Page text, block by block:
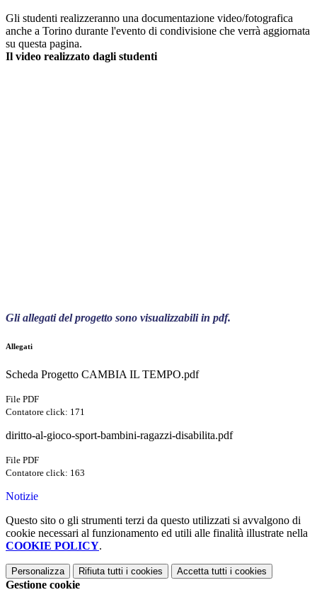
Gli studenti realizzeranno una documentazione video/fotografica
anche a Torino durante l'evento di condivisione che verrà aggiornata
su questa pagina.
Il video realizzato dagli studenti
Gli allegati del progetto sono visualizzabili in pdf.
Allegati
Scheda Progetto CAMBIA IL TEMPO.pdf
File PDF
Contatore click: 171
diritto-al-gioco-sport-bambini-ragazzi-disabilita.pdf
File PDF
Contatore click: 163
Notizie
Questo sito o gli strumenti terzi da questo utilizzati si avvalgono di
cookie necessari al funzionamento ed utili alle finalità illustrate nella
COOKIE POLICY.
Personalizza Rifiuta tutti i cookies Accetta tutti i cookies
Gestione cookie